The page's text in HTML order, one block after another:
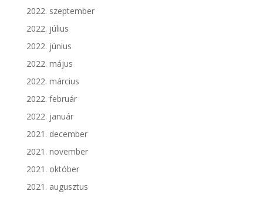
2022. szeptember
2022. július
2022. június
2022. május
2022. március
2022. február
2022. január
2021. december
2021. november
2021. október
2021. augusztus